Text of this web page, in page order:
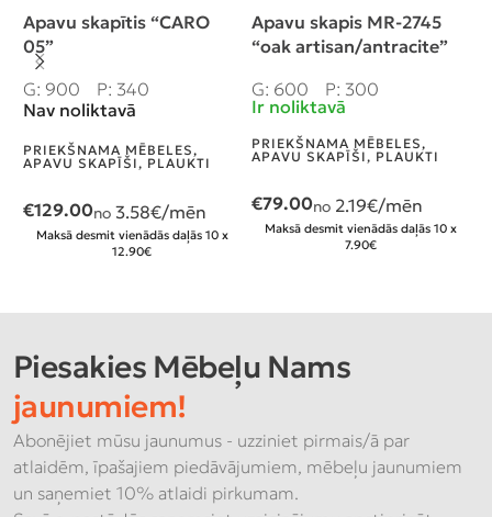
Apavu skapītis “CARO
05”
G: 900
P: 340
Nav noliktavā
PRIEKŠNAMA MĒBELES,
APAVU SKAPĪŠI, PLAUKTI
€129.00no 3.58€/mēn
Maksā desmit vienādās daļās 10 x
12.90€
Apavu skapis MR-2745
“oak artisan/antracite”
G: 600
P: 300
Ir noliktavā
PRIEKŠNAMA MĒBELES,
APAVU SKAPĪŠI, PLAUKTI
€79.00no 2.19€/mēn
Maksā desmit vienādās daļās 10 x
7.90€
Piesakies Mēbeļu Nams
jaunumiem!
Abonējiet mūsu jaunumus - uzziniet pirmais/ā par
atlaidēm, īpašajiem piedāvājumiem, mēbeļu jaunumiem
un saņemiet 10% atlaidi pirkumam.